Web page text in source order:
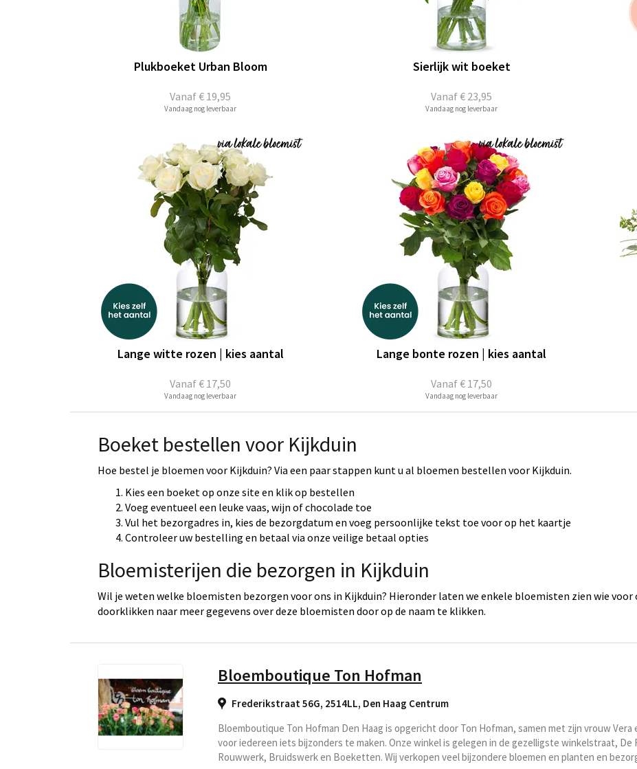
Vanaf€ 19,95
Plukboeket Urban Bloom
Vandaag nog leverbaar
Vanaf€ 23,95
Sierlijk wit boeket
Vandaag nog leverbaar
Vanaf€ 17,50
Lange witte rozen | kies aantal
Vandaag nog leverbaar
Vanaf€ 17,50
Lange bonte rozen | kies aantal
Vandaag nog leverbaar
Boeket bestellen voor Kijkduin
Hoe bestel je bloemen voor Kijkduin? Via een paar stappen kunt u al bloemen bestellen voor Kijkduin.
Kies een boeket op onze site en klik op bestellen
Voeg eventueel een leuke vaas, wijn of chocolade toe
Vul het bezorgadres in, kies de bezorgdatum en voeg persoonlijke tekst toe voor op het kaartje
Controleer uw bestelling en betaal via onze veilige betaal opties
Bloemisterijen die bezorgen in Kijkduin
Wil je weten welke bloemisten bezorgen voor ons in Kijkduin? Hieronder laten we enkele bloemisten zien wie
doorklikken naar meer gegevens over deze bloemisten door op de naam te klikken.
Bloemboutique Ton Hofman
Frederikstraat 56G, 2514LL, Den Haag Centrum
Bloemboutique Ton Hofman Den Haag is opgericht door Ton Hofman, samen met zijn vrouw
voor iedereen iets bijzonders te maken. Onze winkel is gelegen in de gezelligste winkelstraat,
Rouwwerk, Bruidswerk en Boeketten. Wij verkopen veel bijzondere bloemen en planten en